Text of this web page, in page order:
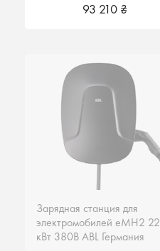
93 210 ₴
93 210 ₴
Зарядная станция для
электромобилей eMH2 22
кВт 380В ABL Германия
Зарядная станция для
электромобилей eMH2 22
кВт 380В ABL Германия